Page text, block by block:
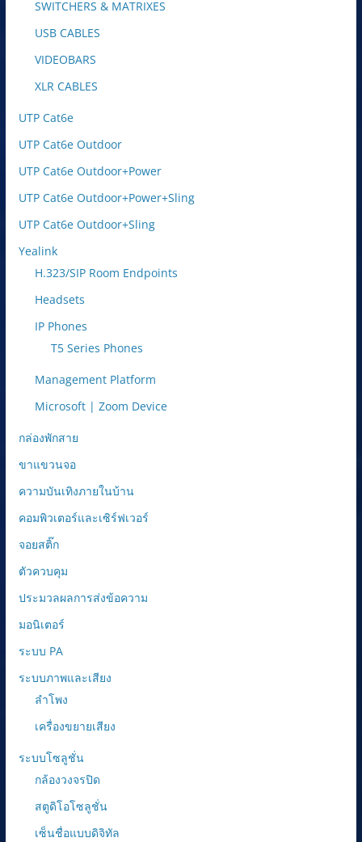
SWITCHERS & MATRIXES
USB CABLES
VIDEOBARS
XLR CABLES
UTP Cat6e
UTP Cat6e Outdoor
UTP Cat6e Outdoor+Power
UTP Cat6e Outdoor+Power+Sling
UTP Cat6e Outdoor+Sling
Yealink
H.323/SIP Room Endpoints
Headsets
IP Phones
T5 Series Phones
Management Platform
Microsoft | Zoom Device
กล่องพักสาย
ขาแขวนจอ
ความบันเทิงภายในบ้าน
คอมพิวเตอร์และเซิร์ฟเวอร์
จอยสติ๊ก
ตัวควบคุม
ประมวลผลการส่งข้อความ
มอนิเตอร์
ระบบ PA
ระบบภาพและเสียง
ลำโพง
เครื่องขยายเสียง
ระบบโซลูชั่น
กล้องวงจรปิด
สตูดิโอโซลูชั่น
เซ็นชื่อแบบดิจิทัล